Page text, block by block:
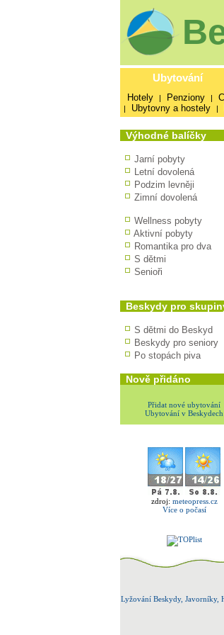
Ubytování
Hotely | Penziony |
| Ubytovny a hostely |
Výhodné balíčky
Jarní pobyty
Letní dovolená
Podzim levněji
Zimní dovolená
Wellness pobyty
Aktivní pobyty
Romantika pro dva
S dětmi
Senioři
Beskydy pro
S dětmi do Beskyd
Beskydy pro seniory
Po stopách piva
Nově přidáno
Přidat nové ubytování
Ubytování v Beskydech
zdroj: meteopress.cz
Více o počasí
Lyžování Beskydy, Javorníky,